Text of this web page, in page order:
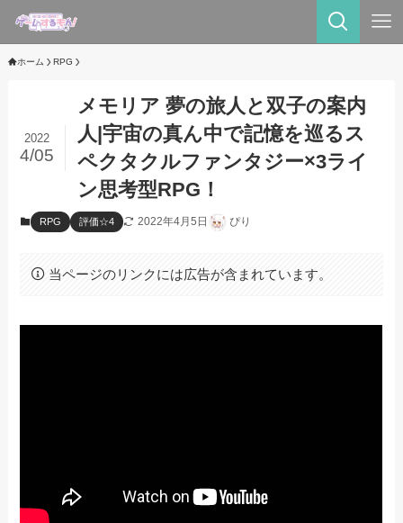
ホーム RPG
メモリア 夢の旅人と双子の案内
人|宇宙の真ん中で記憶を巡るス
ペクタクルファンタジー×3ライ
ン思考型RPG！
2022
4/05
RPG 評価☆4 2022年4月5日 ぴり
当ページのリンクには広告が含まれています。